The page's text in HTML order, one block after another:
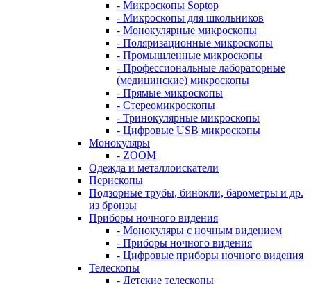
- Микроскопы Soptop
- Микроскопы для школьников
- Монокулярные микроскопы
- Поляризационные микроскопы
- Промышленные микроскопы
- Профессиональные лабораторные
(медицинские) микроскопы
- Прямые микроскопы
- Стереомикроскопы
- Тринокулярные микроскопы
- Цифровые USB микроскопы
Монокуляры
- ZOOM
Одежда и металлоискатели
Перископы
Подзорные трубы, бинокли, барометры и др.
из бронзы
Приборы ночного видения
- Монокуляры с ночным видением
- Приборы ночного видения
- Цифровые приборы ночного видения
Телескопы
- Детские телескопы